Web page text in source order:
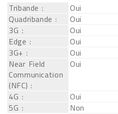
Tribande :
Oui
Quadribande :
Oui
3G :
Oui
Edge :
Oui
3G+ :
Oui
Near Field
Communication
(NFC) :
Oui
4G :
Oui
5G :
Non